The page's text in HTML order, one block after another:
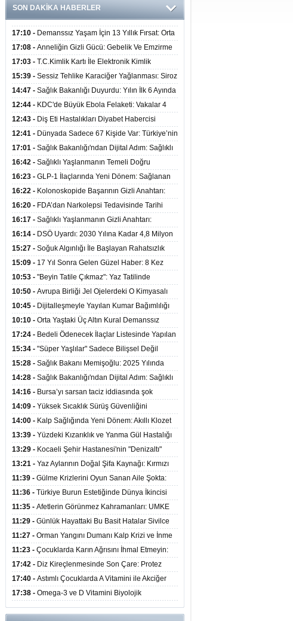
SON DAKİKA HABERLER
17:10 - Demanssız Yaşam İçin 13 Yıllık Fırsat: Orta
Yaştaki Yaşam Tarzı Beyin Sağlığını Belirliyor
17:08 - Anneliğin Gizli Gücü: Gebelik Ve Emzirme
Biyolojik Dayanıklılığı Artırabilir Mi?
17:03 - T.C.Kimlik Kartı İle Elektronik Kimlik
Doğrulama Yöntemi (Biyometrik Kimlik Doğrulama
Sistemi) 07.08.2026
15:39 - Sessiz Tehlike Karaciğer Yağlanması: Siroz
Ve Kalp Krizine Davetiye Çıkarıyor!
14:47 - Sağlık Bakanlığı Duyurdu: Yılın İlk 6 Ayında
10 Binden Fazla Hasta Hiperbarik Oksijen Tedavisi
Aldı
12:44 - KDC'de Büyük Ebola Felaketi: Vakalar 4
Bini Aştı, Virüste Mutasyon Şüphesi!
12:43 - Diş Eti Hastalıkları Diyabet Habercisi
Olabilir: Ağız Sağlığı Ve Şeker Arasındaki Çift Yönlü
Bağ Kanıtlandı
12:41 - Dünyada Sadece 67 Kişide Var: Türkiye’nin
İlk Bundgaard Sendromu Vakası Diyarbakır’da
Teşhis Edildi
17:01 - Sağlık Bakanlığı'ndan Dijital Adım: Sağlıklı
Hayat Merkezlerinde Uzaktan Danışmanlık Dönemi
Başladı
16:42 - Sağlıklı Yaşlanmanın Temeli Doğru
Beslenmeden Geçiyor: İleri Yaşta Hangi Besin
Öğelerine İhtiyaç Duyuluyor?
16:23 - GLP-1 İlaçlarında Yeni Dönem: Sağlanan
Faydalar Yalnızca Kilo Kaybıyla Sınırlı Değil
16:22 - Kolonoskopide Başarının Gizli Anahtarı:
Yetersiz Bağırsak Temizliği Poliplerin Gözden
Kaçmasına Neden Oluyor
16:20 - FDA’dan Narkolepsi Tedavisinde Tarihi
Onay: Oreksin Sistemini Hedefleyen İlk İlaç
Kullanıma Sunuldu
16:17 - Sağlıklı Yaşlanmanın Gizli Anahtarı:
Düzenli Kuvvet Antrenmanı Kas Ve Kemik Sağlığını
Koruyor
16:14 - DSÖ Uyardı: 2030 Yılına Kadar 4,8 Milyon
Hemşire ve Ebe Açığı Oluşabilir
15:27 - Soğuk Algınlığı İle Başlayan Rahatsızlık
Karaciğer Yetmezliği Çıktı: 17 Yıl Sonra Nakille
Hayata Tutundu
15:09 - 17 Yıl Sonra Gelen Güzel Haber: 8 Kez
Reddedilen Hastaya 9'uncu Çağrıda Nakil Yapıldı
10:53 - "Beyin Tatile Çıkmaz": Yaz Tatilinde
Öğrenilenlerin Yüzde 39'u Unutulabiliyor
10:50 - Avrupa Birliği Jel Ojelerdeki O Kimyasalı
Yasakladı: Kısırlık ve Alerji Riski Uyarısı
10:45 - Dijitalleşmeyle Yayılan Kumar Bağımlılığı
Beyni ve Aileyi Yıkıma Uğratıyor
10:10 - Orta Yaştaki Üç Altın Kural Demanssız
Yaşamı 13 Yıl Uzatabiliyor
17:24 - Bedeli Ödenecek İlaçlar Listesinde Yapılan
Düzenlemeler Hakkında Duyuru 2026/30
15:34 - "Süper Yaşlılar" Sadece Bilişsel Değil
Fiziksel Olarak da Daha Sağlıklı Yaşıyor
15:28 - Sağlık Bakanı Memişoğlu: 2025 Yılında
300 Bini Aşkın Kişiye Emzirme Eğitimi Verildi
14:28 - Sağlık Bakanlığı'ndan Dijital Adım: Sağlıklı
Hayat Merkezlerinde Uzaktan Sağlık Hizmeti
Başladı
14:16 - Bursa’yı sarsan taciz iddiasında şok
gelişme!
14:09 - Yüksek Sıcaklık Sürüş Güvenliğini
Düşürüyor: 40 Derecede Güvenli Sürüş Süresi 53
Dakikaya İniyor
14:00 - Kalp Sağlığında Yeni Dönem: Akıllı Klozet
Kapağı 30 Saniyede Ritim Bozukluğunu Tespit
Ediyor
13:39 - Yüzdeki Kızarıklık ve Yanma Gül Hastalığı
(Rozasea) Belirtisi Olabilir
13:29 - Kocaeli Şehir Hastanesi'nin "Denizaltı"
Görünümlü Ünitesi Hastalara Umut Oluyor
13:21 - Yaz Aylarının Doğal Şifa Kaynağı: Kırmızı
Meyveler Bağışıklığı ve Kalbi Koruyor
11:39 - Gülme Krizlerini Oyun Sanan Aile Şokta:
3,5 Yaşındaki Çocuk 8 Kez Felç Geçirdi
11:36 - Türkiye Burun Estetiğinde Dünya İkincisi
Oldu
11:35 - Afetlerin Görünmez Kahramanları: UMKE
Dev Kadrosuyla Görev Başında
11:29 - Günlük Hayattaki Bu Basit Hatalar Sivilce
Oluşumunu Tetikliyor
11:27 - Orman Yangını Dumanı Kalp Krizi ve İnme
Riskini Artırıyor
11:23 - Çocuklarda Karın Ağrısını İhmal Etmeyin:
Apandisit Habercisi Olabilir
17:42 - Diz Kireçlenmesinde Son Çare: Protez
Ameliyatı İle Yaşam Kalitesi Artıyor
17:40 - Astımlı Çocuklarda A Vitamini ile Akciğer
Hacmi Arasında Bağlantı Bulundu
17:38 - Omega-3 ve D Vitamini Biyolojik
Yaşlanmayı Yavaşlatabilir